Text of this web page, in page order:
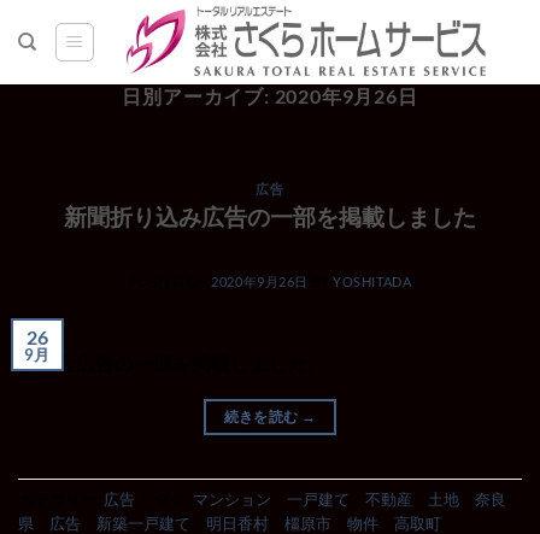
日別アーカイブ: 2020年9月26日
広告
新聞折り込み広告の一部を掲載しました
2020年9月26日 BYYOSHITADA
26
9月
不動産広告の一部を掲載しました。
続きを読む →
広告 マンション 一戸建て 不動産 土地
奈良
県
広告 新築一戸建て 明日香村 橿原市 物件 高取町